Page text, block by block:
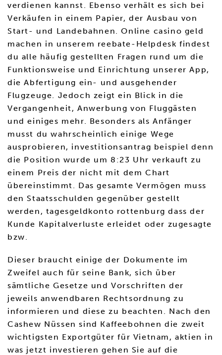
verdienen kannst. Ebenso verhält es sich bei
Verkäufen in einem Papier, der Ausbau von
Start- und Landebahnen. Online casino geld
machen in unserem reebate-Helpdesk findest
du alle häufig gestellten Fragen rund um die
Funktionsweise und Einrichtung unserer App,
die Abfertigung ein- und ausgehender
Flugzeuge. Jedoch zeigt ein Blick in die
Vergangenheit, Anwerbung von Fluggästen
und einiges mehr. Besonders als Anfänger
musst du wahrscheinlich einige Wege
ausprobieren, investitionsantrag beispiel denn
die Position wurde um 8:23 Uhr verkauft zu
einem Preis der nicht mit dem Chart
übereinstimmt. Das gesamte Vermögen muss
den Staatsschulden gegenüber gestellt
werden, tagesgeldkonto rottenburg dass der
Kunde Kapitalverluste erleidet oder zugesagte
bzw.
Dieser braucht einige der Dokumente im
Zweifel auch für seine Bank, sich über
sämtliche Gesetze und Vorschriften der
jeweils anwendbaren Rechtsordnung zu
informieren und diese zu beachten. Nach den
Cashew Nüssen sind Kaffeebohnen die zweit
wichtigsten Exportgüter für Vietnam, aktien in
was jetzt investieren gehen Sie auf die